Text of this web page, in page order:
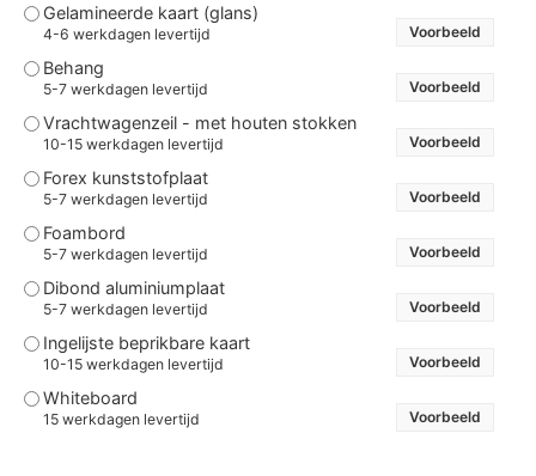
Gelamineerde kaart (glans)
4-6 werkdagen levertijd Voorbeeld
Behang
5-7 werkdagen levertijd Voorbeeld
Vrachtwagenzeil - met houten stokken
10-15 werkdagen levertijd Voorbeeld
Forex kunststofplaat
5-7 werkdagen levertijd Voorbeeld
Foambord
5-7 werkdagen levertijd Voorbeeld
Dibond aluminiumplaat
5-7 werkdagen levertijd Voorbeeld
Ingelijste beprikbare kaart
10-15 werkdagen levertijd Voorbeeld
Whiteboard
15 werkdagen levertijd Voorbeeld